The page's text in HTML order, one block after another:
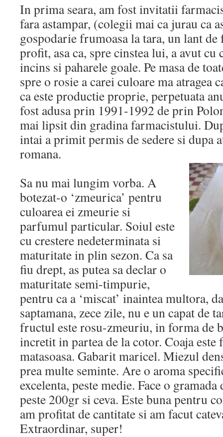
In prima seara, am fost invitatii
fara astampar, (colegii mai ca jurau ca
gospodarie frumoasa la tara, un lant
profit, asa ca, spre cinstea lui, a avut cu
incins si paharele goale. Pe masa de
spre o rosie a carei culoare ma atragea
ca este productie proprie, perpetuata
fost adusa prin 1991-1992 de prin
mai lipsit din gradina farmacistului.
intai a primit permis de sedere si dupa
romana.
Sa nu mai lungim vorba. A
botezat-o ‘zmeurica’ pentru
culoarea ei zmeurie si
parfumul particular. Soiul este
cu crestere nedeterminata si
maturitate in plin sezon. Ca sa
fiu drept, as putea sa declar o
maturitate semi-timpurie,
pentru ca a ‘miscat’ inaintea multora,
saptamana, zece zile, nu e un capat de
fructul este rosu-zmeuriu, in forma de
incretit in partea de la cotor. Coaja este
matasoasa. Gabarit maricel. Miezul
prea multe seminte. Are o aroma
excelenta, peste medie. Face o
peste 200gr si ceva. Este buna pentru
am profitat de cantitate si am facut
Extraordinar, super!